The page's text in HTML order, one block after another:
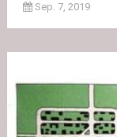
Sep. 7, 2019